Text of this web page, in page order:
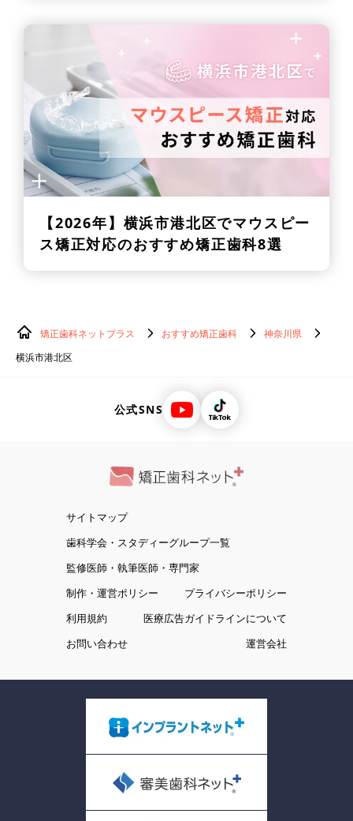
【2026年】 横浜市港北区でマウスピー
ス矯正対応のおすすめ矯正歯科8選
矯正歯科ネットプラス おすすめ矯正歯科
神奈川県
横浜市港北区
公式SNS
サイトマップ
歯科学会・スタディーグループ一覧
監修医師・執筆医師・専門家
制作・運営ポリシー
プライバシーポリシー
利用規約
医療広告ガイドラインについて
お問い合わせ
運営会社